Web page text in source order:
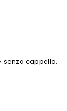
senza cappello.